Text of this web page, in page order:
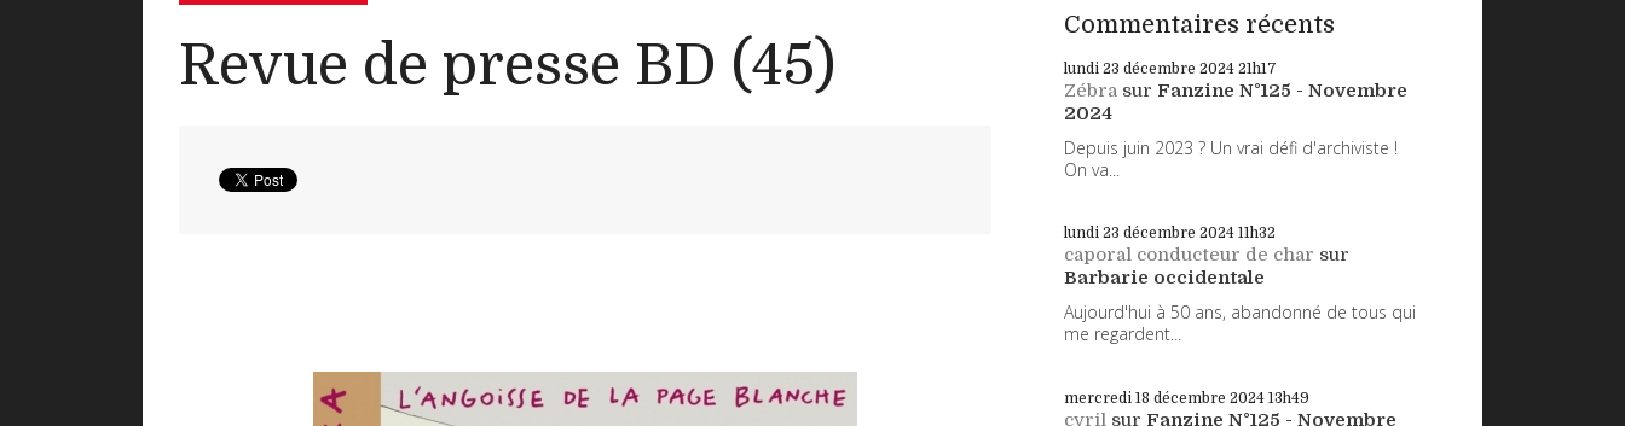
Revue de presse BD (45)
Commentaires récents
lundi 23 décembre 2024 21h17
Zébra sur Fanzine N°125 - Novembre
2024
Depuis juin 2023 ? Un vrai défi d'archiviste !
On va...
lundi 23 décembre 2024 11h32
caporal conducteur de char sur
Barbarie occidentale
Aujourd'hui à 50 ans, abandonné de tous qui
me regardent...
mercredi 18 décembre 2024 13h49
cyril sur Fanzine N°125 - Novembre